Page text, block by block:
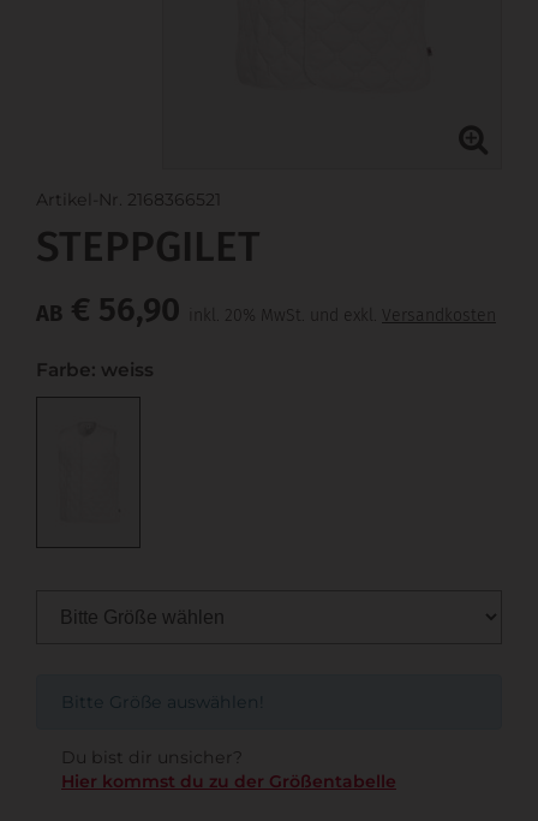
Artikel-Nr. 2168366521
STEPPGILET
AB € 56,90 inkl. 20% MwSt. und exkl. Versandkosten
Farbe: weiss
Bitte Größe auswählen!
Du bist dir unsicher?
Hier kommst du zu der Größentabelle